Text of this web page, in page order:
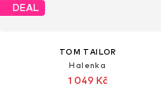
DEAL
TOM TAILOR
Halenka
1 049 Kč